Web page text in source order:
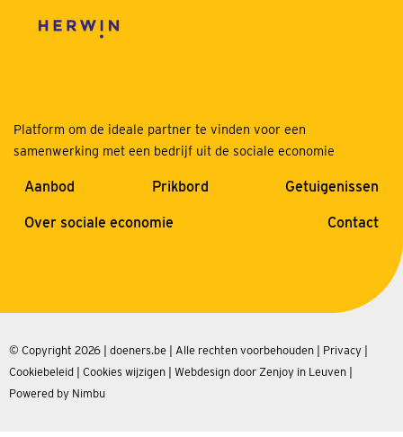
Platform om de ideale partner te vinden voor een
samenwerking met een bedrijf uit de sociale economie
Aanbod Prikbord Getuigenissen
Over sociale economie Contact
© Copyright 2026 | doeners.be | Alle rechten voorbehouden | Privacy
Cookiebeleid
Cookies wijzigen Webdesign door Zenjoy in Leuven
Powered by Nimbu